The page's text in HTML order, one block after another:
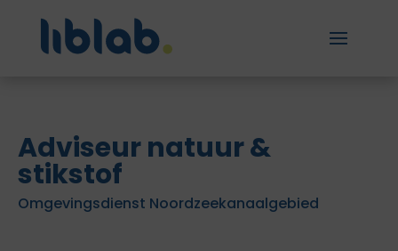
Adviseur natuur &
stikstof
Omgevingsdienst Noordzeekanaalgebied